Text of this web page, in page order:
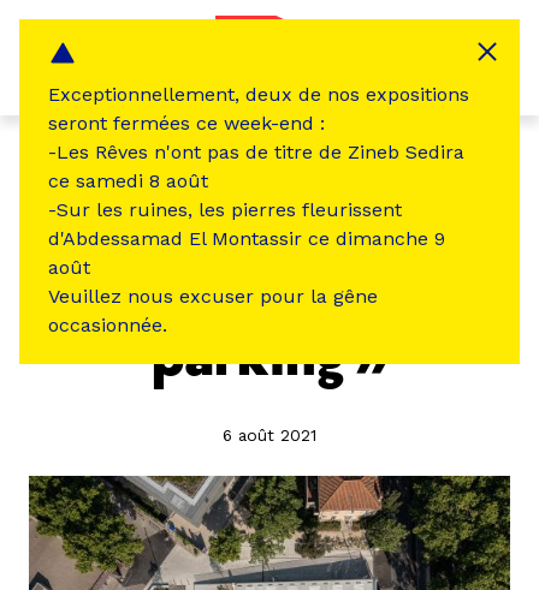
Nous la Friche
EN SON ET EN IMAGE
« Ceci n’est pas un
parking »
6 août 2021
Exceptionnellement, deux de nos expositions
seront fermées ce week-end :
-Les Rêves n'ont pas de titre de Zineb Sedira
ce samedi 8 août
-Sur les ruines, les pierres fleurissent
d'Abdessamad El Montassir ce dimanche 9
août
Veuillez nous excuser pour la gêne
occasionnée.
Panneau de gestion des cookies